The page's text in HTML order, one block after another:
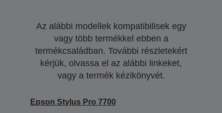
Az alábbi modellek kompatibilisek egy
vagy több termékkel ebben a
termékcsaládban. További részletekért
kérjük, olvassa el az alábbi linkeket,
vagy a termék kézikönyvét.
Epson Stylus Pro 7700